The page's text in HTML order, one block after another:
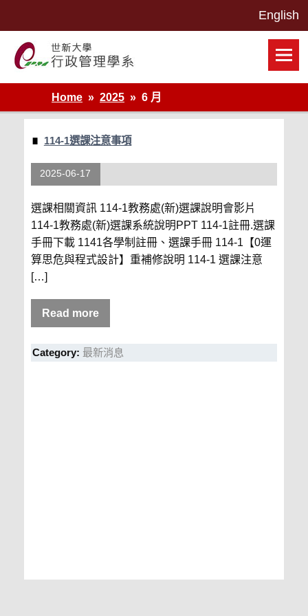
世新大學行政管理學系網站
Home
2025 6 月
114-1選課注意事項
2025-06-17
選課相關資訊 114-1教務處(新)選課說明會影片
114-1教務處(新)選課系統說明PPT 114-1註冊.選課
手冊下載 1141各學制註冊、選課手冊 114-1【0運
算思危與程式設計】重補修說明 114-1 選課注意
[…]
Read more
Category: 最新消息